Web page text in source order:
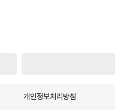
개인정보처리방침